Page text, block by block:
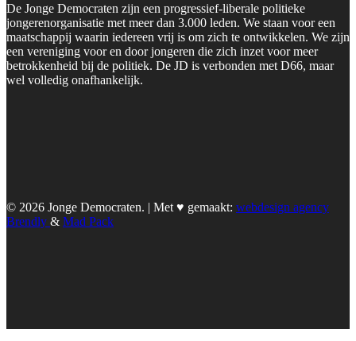
De Jonge Democraten zijn een progressief-liberale politieke
jongerenorganisatie met meer dan 3.000 leden. We staan voor een
maatschappij waarin iedereen vrij is om zich te ontwikkelen. We zijn
een vereniging voor en door jongeren die zich inzet voor meer
betrokkenheid bij de politiek. De JD is verbonden met D66, maar
wel volledig onafhankelijk.
© 2026 Jonge Democraten. | Met ♥︎ gemaakt: webdesign agency
Brendly & Mad Pack